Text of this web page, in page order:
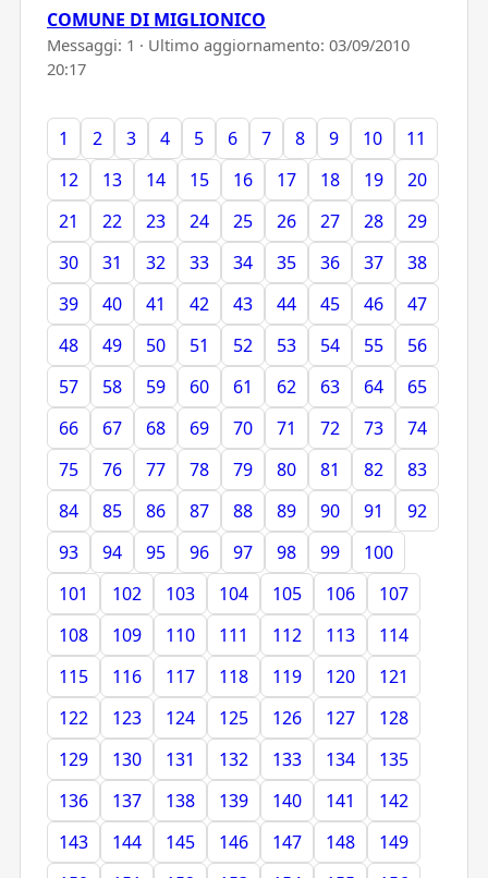
COMUNE DI MIGLIONICO
Messaggi: 1 · Ultimo aggiornamento: 03/09/2010
20:17
1 2 3 4 5 6 7 8 9 10
11
12
13 14 15 16 17 18 19
20
21
22 23 24 25 26 27 28
29
30
31 32 33 34 35 36 37
38
39
40 41 42 43 44 45 46
47
48
49 50 51 52 53 54 55
56
57
58 59 60 61 62 63 64
65
66
67 68 69 70 71 72 73
74
75
76 77 78 79 80 81 82
83
84
85 86 87 88 89 90 91
92
93
94 95 96 97 98 99
100
101
102 103 104 105 106
107
108
109 110 111 112 113
114
115
116 117 118 119 120
121
122
123 124 125 126 127
128
129
130 131 132 133 134
135
136
137 138 139 140 141
142
143
144 145 146 147 148
149